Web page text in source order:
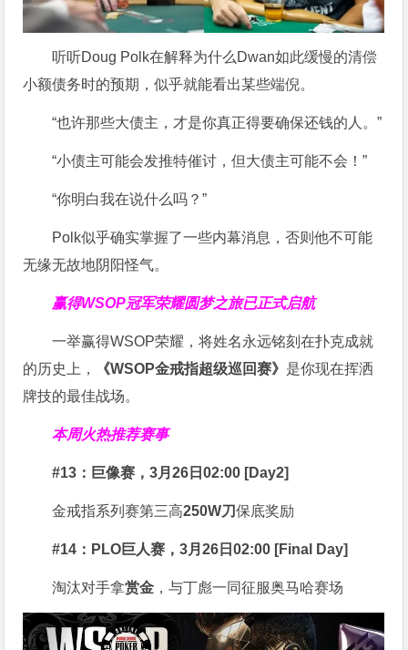
听听Doug Polk在解释为什么Dwan如此缓慢的清偿
小额债务时的预期，似乎就能看出某些端倪。
“也许那些大债主，才是你真正得要确保还钱的人。”
“小债主可能会发推特催讨，但大债主可能不会！”
“你明白我在说什么吗？”
Polk似乎确实掌握了一些内幕消息，否则他不可能
无缘无故地阴阳怪气。
赢得WSOP冠军荣耀圆梦之旅已正式启航
一举赢得WSOP荣耀，将姓名永远铭刻在扑克成就
的历史上，
《WSOP金戒指超级巡回赛》 是你现在挥洒
牌技的最佳战场。
本周火热推荐赛事
#13：巨像赛，3月26日02:00 [Day2]
金戒指系列赛第三高250W刀保底奖励
#14：PLO巨人赛，3月26日02:00 [Final Day]
淘汰对手拿赏金 ，与丁彪一同征服奥马哈赛场